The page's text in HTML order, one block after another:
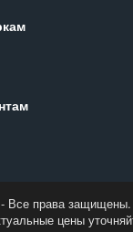
Все права защищены.
цены